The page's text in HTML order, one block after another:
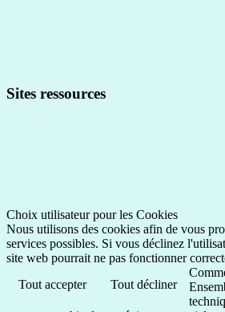
Sites ressources
Choix utilisateur pour les Cookies
Nous utilisons des cookies afin de vous
services possibles. Si vous déclinez
site web pourrait ne pas fonctionner
Tout accepter
Tout décliner